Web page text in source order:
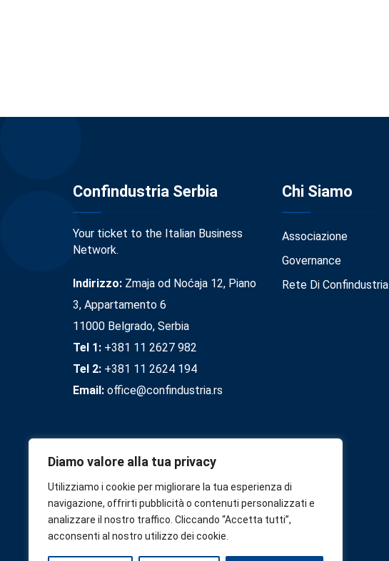
Diamo valore alla tua privacy
Utilizziamo i cookie per migliorare la tua esperienza di
navigazione, offrirti pubblicità o contenuti personalizzati e
analizzare il nostro traffico. Cliccando “Accetta tutti”,
acconsenti al nostro utilizzo dei cookie.
Confindustria Serbia
Your ticket to the Italian Business
Network.
Indirizzo: Zmaja od Noćaja 12, Piano
3, Appartamento 6
11000 Belgrado, Serbia
Tel 1: +381 11 2627 982
Tel 2: +381 11 2624 194
Email: office@confindustria.rs
Chi Siamo
Associazione
Governance
Rete Di Confindustria